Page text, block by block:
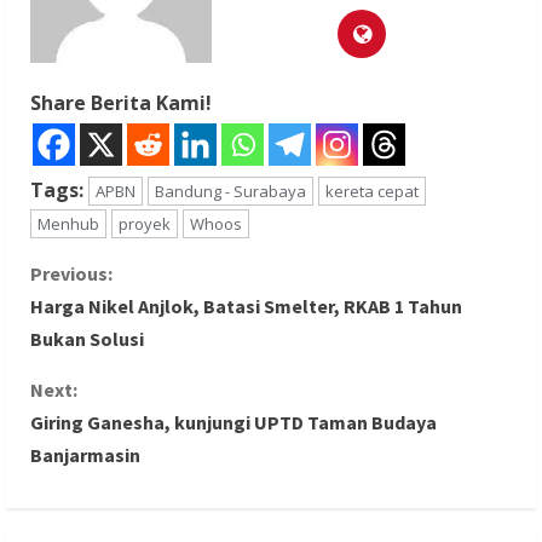
Share Berita Kami!
Tags: APBN Bandung - Surabaya
kereta cepat
Menhub
proyek Whoos
C
o
n
t
Previous:
Harga Nikel Anjlok, Batasi Smelter, RKAB 1 Tahun
Bukan Solusi
Next:
Giring Ganesha, kunjungi UPTD Taman Budaya
Banjarmasin